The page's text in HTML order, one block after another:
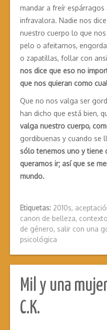
mandar a freír
infravalora. Nadie nos
nuestro cuerpo lo que
pelo o afeitarnos,
o zapatillas, follar con
nos dice que eso no
que nos quieran como
Que no nos valga ser
han dicho que está bien,
valga nuestro cuerpo,
gordibuenas y cuando se
sólo tenemos uno y tiene
queramos ir; así que se
mundo.
Etiquetas: 2010s,
canon de belleza,
de género, salir con una
psicológica
Mil y una
C.K.